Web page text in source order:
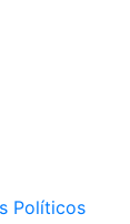
Políticos